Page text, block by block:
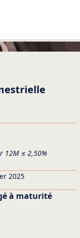
12M ≤ 2,50%
2025
à maturité